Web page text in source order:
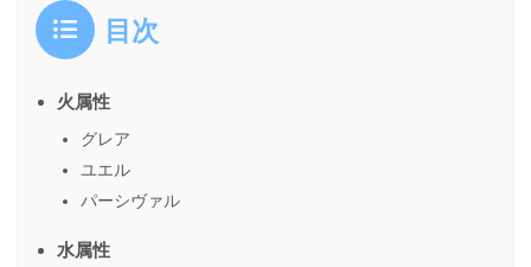
目次
火属性
グレア
ユエル
パーシヴァル
水属性